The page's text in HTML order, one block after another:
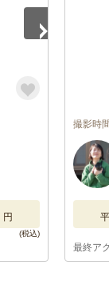
円
撮影時
最終ア